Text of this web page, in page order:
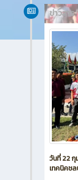
ข่าวสาร
วันที่ 22
เทคนิคช